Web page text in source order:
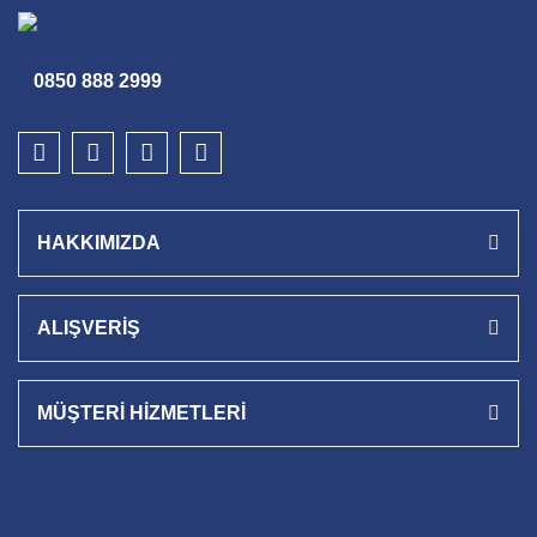
0850 888 2999
HAKKIMIZDA
ALIŞVERİŞ
MÜŞTERİ HİZMETLERİ